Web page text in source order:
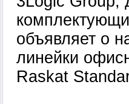
объявляет о
линейки
Raskat